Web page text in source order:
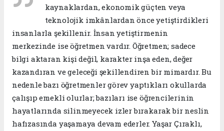
kaynaklardan, ekonomik güçten veya
teknolojik imkânlardan önce yetiştirdikleri
insanlarla şekillenir. İnsan yetiştirmenin
merkezinde ise öğretmen vardır. Öğretmen; sadece
bilgi aktaran kişi değil, karakter inşa eden, değer
kazandıran ve geleceği şekillendiren bir mimardır. Bu
nedenle bazı öğretmenler görev yaptıkları okullarda
çalışıp emekli olurlar; bazıları ise öğrencilerinin
hayatlarında silinmeyecek izler bırakarak bir neslin
hafızasında yaşamaya devam ederler. Yaşar Çıraklı,